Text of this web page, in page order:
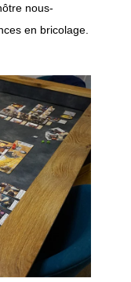
nous-
en bricolage.